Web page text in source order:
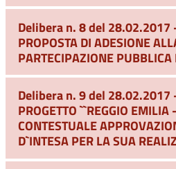
Delibera n. 8 del 28.02.2017
PROPOSTA DI ADESIONE
PARTECIPAZIONE
Delibera n. 9 del 28.02.2017
PROGETTO ``REGGIO EMILIA
CONTESTUALE
D`INTESA PER LA SUA